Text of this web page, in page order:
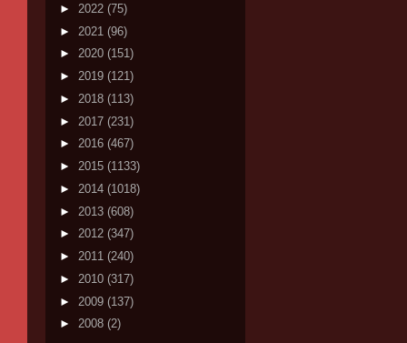
► 2022 (75)
► 2021 (96)
► 2020 (151)
► 2019 (121)
► 2018 (113)
► 2017 (231)
► 2016 (467)
► 2015 (1133)
► 2014 (1018)
► 2013 (608)
► 2012 (347)
► 2011 (240)
► 2010 (317)
► 2009 (137)
► 2008 (2)